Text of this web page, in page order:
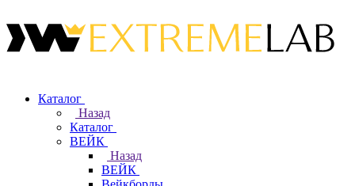
Каталог
Назад
Каталог
ВЕЙК
Назад
ВЕЙК